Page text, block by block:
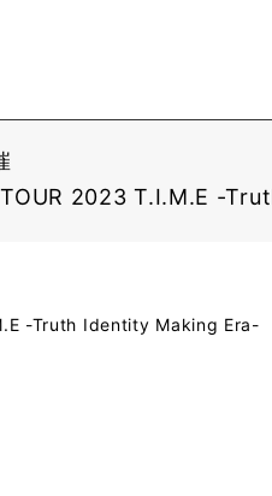
TOUR 2023 T.I.M.E -
-Truth Identity Making Era-